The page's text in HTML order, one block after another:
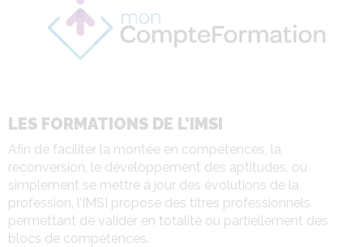
LES FORMATIONS DE L’IMSI
Afin de faciliter la montée en compétences, la
reconversion, le développement des aptitudes, ou
simplement se mettre à jour des évolutions de la
profession, l’IMSI propose des titres professionnels
permettant de valider en totalité ou partiellement des
blocs de compétences.